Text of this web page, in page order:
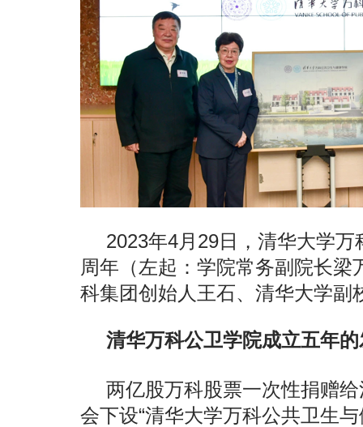
2023年4月29日，清华大学
周年（左起：学院常务副院长
科集团创始人王石、清华大学副
清华万科公卫学院成立五年
两亿股万科股票一次性捐赠
会下设“清华大学万科公共卫生